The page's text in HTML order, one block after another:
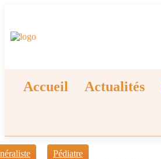
Accueil Actualités
Pédiatre